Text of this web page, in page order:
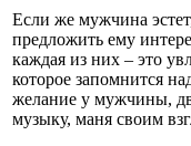
Если же мужчина
предложить ему
каждая из них – это
которое запомнится
желание у мужчины,
музыку, маня своим